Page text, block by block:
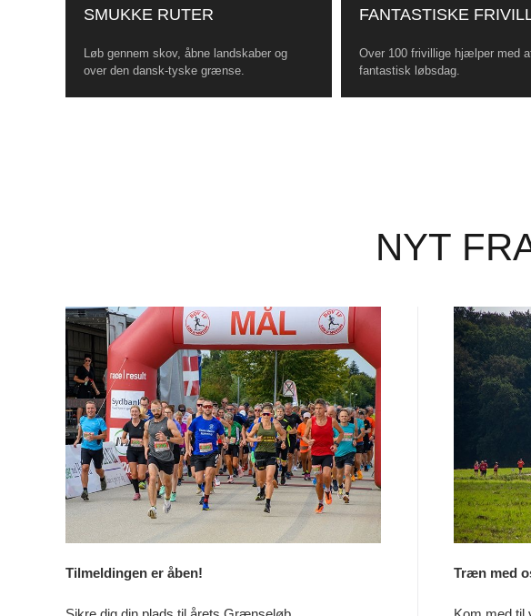
SMUKKE RUTER
Løb gennem skov, åbne landskaber og
over den dansk-tyske grænse.
FANTASTISKE
Over 100 frivillige hjælper med
fantastisk løbsdag.
NYT
Tilmeldingen er åben! Træn med